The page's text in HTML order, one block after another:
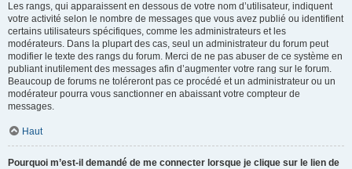
Les rangs, qui apparaissent en dessous de votre nom d’utilisateur, indiquent
votre activité selon le nombre de messages que vous avez publié ou identifient
certains utilisateurs spécifiques, comme les administrateurs et les
modérateurs. Dans la plupart des cas, seul un administrateur du forum peut
modifier le texte des rangs du forum. Merci de ne pas abuser de ce système en
publiant inutilement des messages afin d’augmenter votre rang sur le forum.
Beaucoup de forums ne toléreront pas ce procédé et un administrateur ou un
modérateur pourra vous sanctionner en abaissant votre compteur de
messages.
Haut
Pourquoi m’est-il demandé de me connecter lorsque je clique sur le lien de